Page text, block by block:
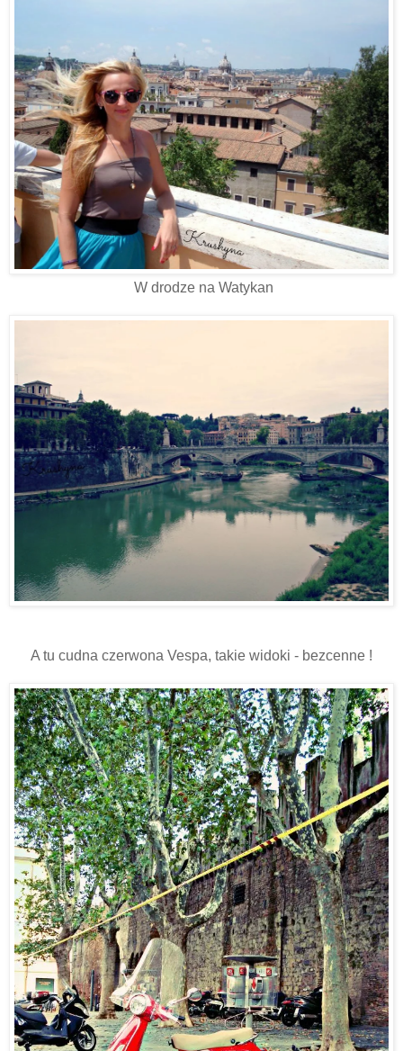
W drodze na Watykan
A tu cudna czerwona Vespa, takie widoki - bezcenne !